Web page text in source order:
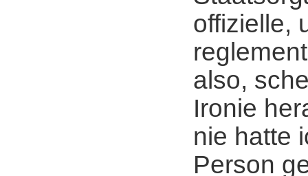
offizielle,
also,
Ironie
nie hatte
Person